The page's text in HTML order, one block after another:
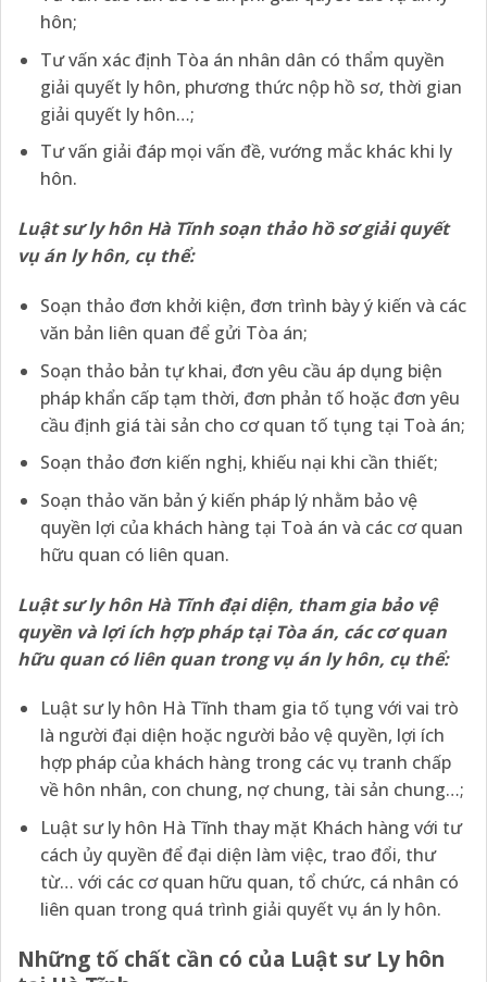
hôn;
Tư vấn xác định Tòa án nhân dân có thẩm quyền
giải quyết ly hôn, phương thức nộp hồ sơ, thời gian
giải quyết ly hôn…;
Tư vấn giải đáp mọi vấn đề, vướng mắc khác khi ly
hôn.
Luật sư ly hôn Hà Tĩnh soạn thảo hồ sơ giải quyết
vụ án ly hôn, cụ thể:
Soạn thảo đơn khởi kiện, đơn trình bày ý kiến và các
văn bản liên quan để gửi Tòa án;
Soạn thảo bản tự khai, đơn yêu cầu áp dụng biện
pháp khẩn cấp tạm thời, đơn phản tố hoặc đơn yêu
cầu định giá tài sản cho cơ quan tố tụng tại Toà án;
Soạn thảo đơn kiến nghị, khiếu nại khi cần thiết;
Soạn thảo văn bản ý kiến pháp lý nhằm bảo vệ
quyền lợi của khách hàng tại Toà án và các cơ quan
hữu quan có liên quan.
Luật sư ly hôn Hà Tĩnh đại diện, tham gia bảo vệ
quyền và lợi ích hợp pháp tại Tòa án, các cơ quan
hữu quan có liên quan trong vụ án ly hôn, cụ thể:
Luật sư ly hôn Hà Tĩnh tham gia tố tụng với vai trò
là người đại diện hoặc người bảo vệ quyền, lợi ích
hợp pháp của khách hàng trong các vụ tranh chấp
về hôn nhân, con chung, nợ chung, tài sản chung…;
Luật sư ly hôn Hà Tĩnh thay mặt Khách hàng với tư
cách ủy quyền để đại diện làm việc, trao đổi, thư
từ… với các cơ quan hữu quan, tổ chức, cá nhân có
liên quan trong quá trình giải quyết vụ án ly hôn.
Những tố chất cần có của Luật sư Ly hôn